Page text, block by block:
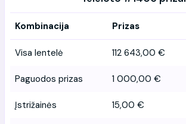
Kombinacija Prizas
Visa lentelė 112 643,00 €
Paguodos prizas 1 000,00 €
Įstrižainės 15,00 €